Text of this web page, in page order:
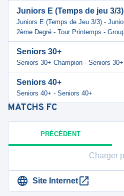
Juniors E (Temps de jeu 3/
Juniors E (Temps de Jeu 3/3) -
2ème Degré - Tour Printemps -
Seniors 30+
Seniors 30+ Champion - Seniors
Seniors 40+
Seniors 40+ - Seniors 40+
MATCHS FC
PRÉCÉDENT
Charger
Site Internet